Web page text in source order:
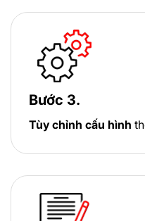
Bước 3.
Tùy chỉnh cấu hình